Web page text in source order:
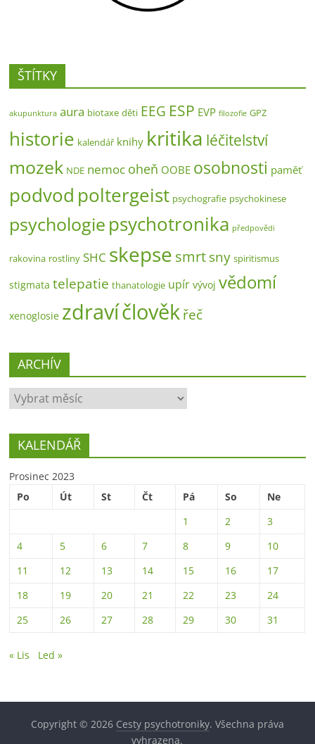
ŠTÍTKY
akupunktura aura biotaxe děti EEG ESP EVP filozofie GPZ
historie kalendář knihy kritika léčitelství
mozek NDE nemoc oheň OOBE osobnosti paměť
podvod poltergeist psychografie psychokinese
psychologie psychotronika předpovědi
rakovina rostliny SHC skepse smrtsny spiritismus
stigmata telepatie thanatologie upír vývoj vědomí
xenoglosie zdravíčlověkřeč
ARCHÍV
ARCHÍV
KALENDÁŘ
Prosinec 2023
Po
Út St Čt Pá So
Ne
1
2
3
4
5 6 7 8 9
10
11
12 13 14 15 16
17
18
19 20 21 22 23
24
25
26 27 28 29 30 31
« Lis Led »
Copyright © 2026 Cesty psychotroniky. Všechna práva
vyhrazena.